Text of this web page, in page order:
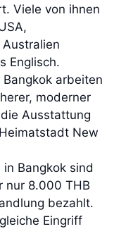
Viele von ihnen
Englisch.
arbeiten
moderner
Ausstattung
New
Bangkok sind
nur 8.000 THB
bezahlt.
Eingriff